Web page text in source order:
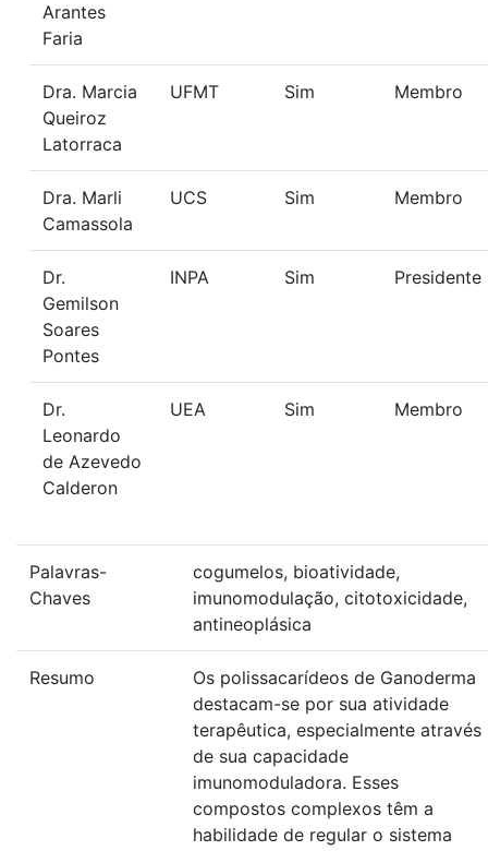
Arantes
Faria
Dra. Marcia
Queiroz
Latorraca
UFMT Sim Membro
Dra. Marli
Camassola
UCS Sim Membro
Dr.
Gemilson
Soares
Pontes
INPA Sim Presidente
Dr.
Leonardo
de Azevedo
Calderon
UEA Sim Membro
Palavras-
Chaves
cogumelos, bioatividade,
imunomodulação, citotoxicidade,
antineoplásica
Resumo
Os polissacarídeos de Ganoderma
destacam-se por sua atividade
terapêutica, especialmente através
de sua capacidade
imunomoduladora. Esses
compostos complexos têm a
habilidade de regular o sistema